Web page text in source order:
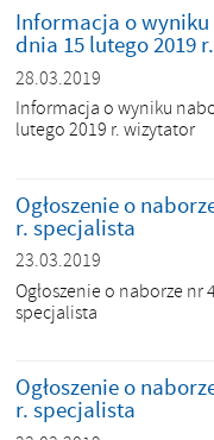
Informacja o wyniku
dnia 15 lutego 2019
28.03.2019
Informacja o wyniku
lutego 2019 r. wizytator
Ogłoszenie o
r. specjalista
23.03.2019
Ogłoszenie o naborze nr
specjalista
Ogłoszenie o
r. specjalista